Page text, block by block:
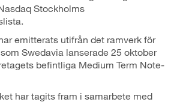
Stockholms
emitterats utifrån det ramverk för
Swedavia lanserade 25 oktober
befintliga Medium Term Note-
har tagits fram i samarbete med